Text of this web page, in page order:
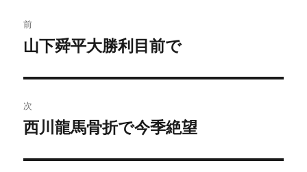
稿
ビ
ゲ
ー
前
前
投
稿:
山下舜平大勝利目前で
次
次
投
西川龍馬骨折で今季絶望